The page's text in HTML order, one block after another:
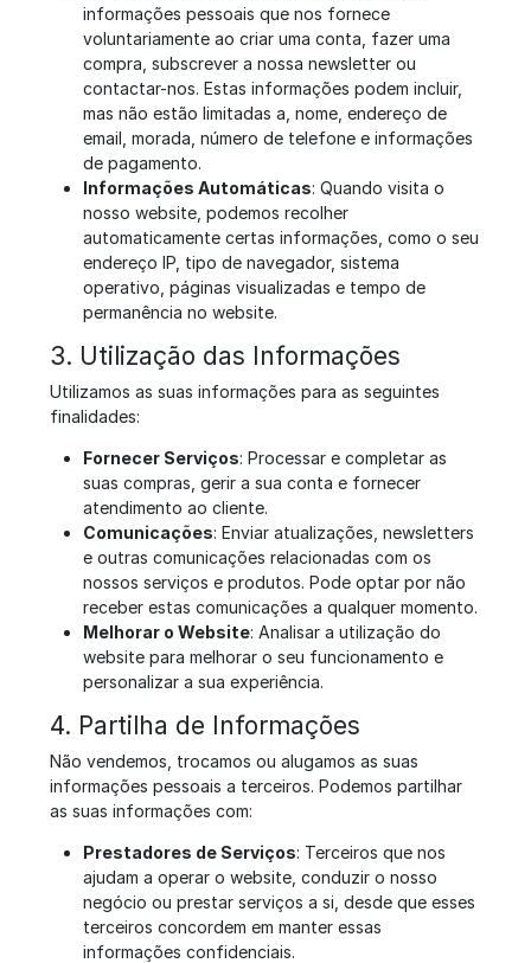
informações pessoais que nos fornece
voluntariamente ao criar uma conta, fazer uma
compra, subscrever a nossa newsletter ou
contactar-nos. Estas informações podem incluir,
mas não estão limitadas a, nome, endereço de
email, morada, número de telefone e informações
de pagamento.
Informações Automáticas: Quando visita o
nosso website, podemos recolher
automaticamente certas informações, como o seu
endereço IP, tipo de navegador, sistema
operativo, páginas visualizadas e tempo de
permanência no website.
3. Utilização das Informações
Utilizamos as suas informações para as seguintes
finalidades:
Fornecer Serviços: Processar e completar as
suas compras, gerir a sua conta e fornecer
atendimento ao cliente.
Comunicações: Enviar atualizações, newsletters
e outras comunicações relacionadas com os
nossos serviços e produtos. Pode optar por não
receber estas comunicações a qualquer momento.
Melhorar o Website: Analisar a utilização do
website para melhorar o seu funcionamento e
personalizar a sua experiência.
4. Partilha de Informações
Não vendemos, trocamos ou alugamos as suas
informações pessoais a terceiros. Podemos partilhar
as suas informações com:
Prestadores de Serviços: Terceiros que nos
ajudam a operar o website, conduzir o nosso
negócio ou prestar serviços a si, desde que esses
terceiros concordem em manter essas
informações confidenciais.